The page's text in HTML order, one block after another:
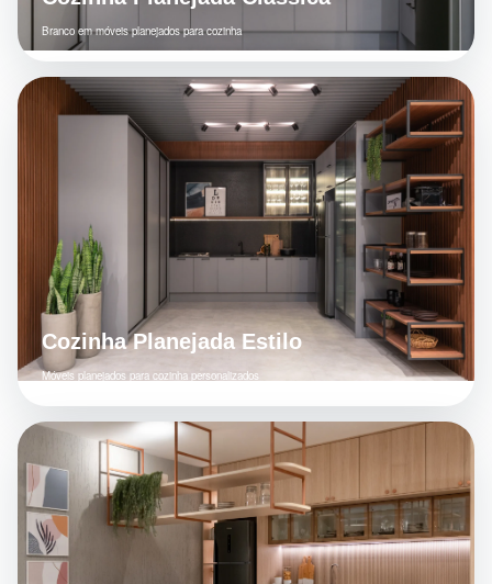
Branco em móveis planejados para cozinha
Cozinha Planejada Estilo
Móveis planejados para cozinha personalizados